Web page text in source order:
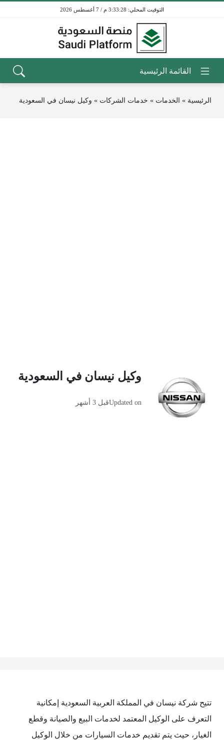
3:33:28 م / 7 أغسطس 2026
الرئيسية » الخدمات » خدمات الشركات » وكيل نيسان في السعودية
وكيل نيسان في السعودية
Updated onقبل 3 أشهر
تتيح شركة نيسان في المملكة العربية السعودية إمكانية
التعرف على الوكيل المعتمد لخدمات البيع والصيانة وقطع
الغيار، حيث يتم تقديم خدمات السيارات من خلال الوكيل